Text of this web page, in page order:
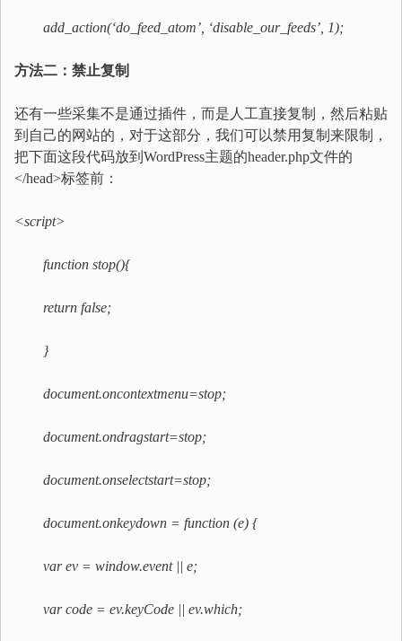
add_action(‘do_feed_atom’, ‘disable_our_feeds’, 1);
方法二：禁止复制
还有一些采集不是通过插件，而是人工直接复制，然后粘贴
到自己的网站的，对于这部分，我们可以禁用复制来限制，
把下面这段代码放到WordPress主题的header.php文件的
</head>标签前：
<script>
function stop(){
return false;
}
document.oncontextmenu=stop;
document.ondragstart=stop;
document.onselectstart=stop;
document.onkeydown = function (e) {
var ev = window.event || e;
var code = ev.keyCode || ev.which;